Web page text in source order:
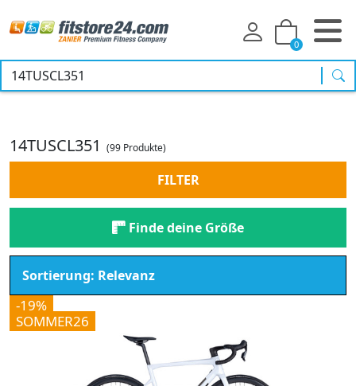
0
14TUSCL351 (99 Produkte)
FILTER
Finde deine Größe
-19%
SOMMER26